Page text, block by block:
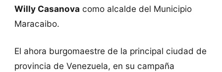
Willy Casanova como alcalde del Municipio
Maracaibo.
El ahora burgomaestre de la principal ciudad de
provincia de Venezuela, en su campaña